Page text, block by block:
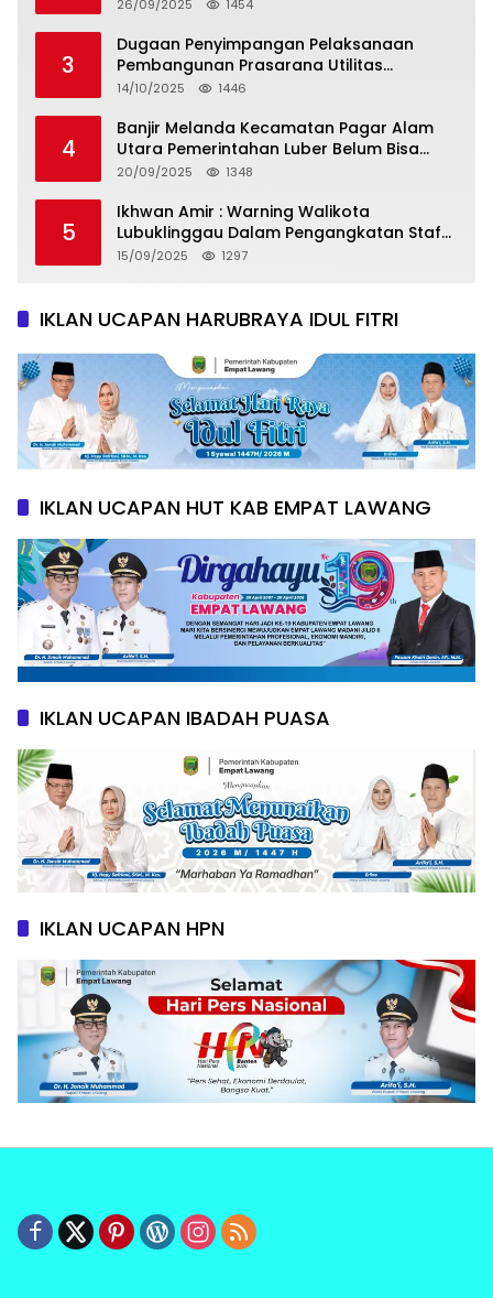
26/09/2025 1454
3
Dugaan Penyimpangan Pelaksanaan
Pembangunan Prasarana Utilitas
Permukiman Desa Pajar Bulan
14/10/2025 1446
4
Banjir Melanda Kecamatan Pagar Alam
Utara Pemerintahan Luber Belum Bisa
Mengatasi Banjir
20/09/2025 1348
5
Ikhwan Amir : Warning Walikota
Lubuklinggau Dalam Pengangkatan Staf
Khusus
15/09/2025 1297
IKLAN UCAPAN HARUBRAYA IDUL FITRI
IKLAN UCAPAN HUT KAB EMPAT LAWANG
IKLAN UCAPAN IBADAH PUASA
IKLAN UCAPAN HPN